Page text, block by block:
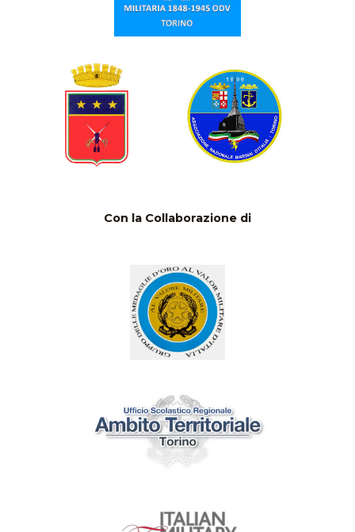
Con la Collaborazione di